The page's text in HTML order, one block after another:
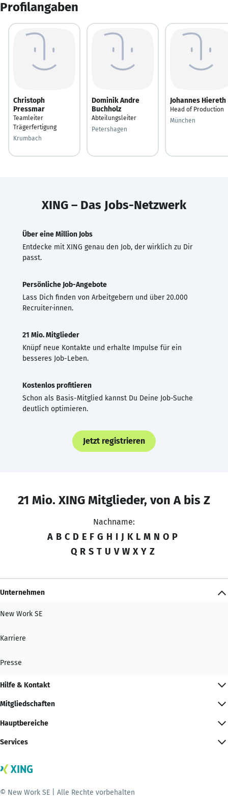
Profilangaben
Christoph
Pressmar
Teamleiter
Trägerfertigung
Krumbach
Dominik Andre
Buchholz
Abteilungsleiter
Petershagen
Johannes Hiereth
Head of Production
München
XING – Das Jobs-Netzwerk
Über eine Million Jobs
Entdecke mit XING genau den Job, der wirklich zu Dir
passt.
Persönliche Job-Angebote
Lass Dich finden von Arbeitgebern und über 20.000
Recruiter·innen.
21 Mio. Mitglieder
Knüpf neue Kontakte und erhalte Impulse für ein
besseres Job-Leben.
Kostenlos profitieren
Schon als Basis-Mitglied kannst Du Deine Job-Suche
deutlich optimieren.
Jetzt registrieren
21 Mio. XING Mitglieder, von A bis Z
Nachname:
A B C D E F G H I J K L M N O P
Q R S T U V W X Y Z
Unternehmen
New Work SE
Karriere
Presse
Hilfe & Kontakt
Mitgliedschaften
Hauptbereiche
Services
© New Work SE | Alle Rechte vorbehalten